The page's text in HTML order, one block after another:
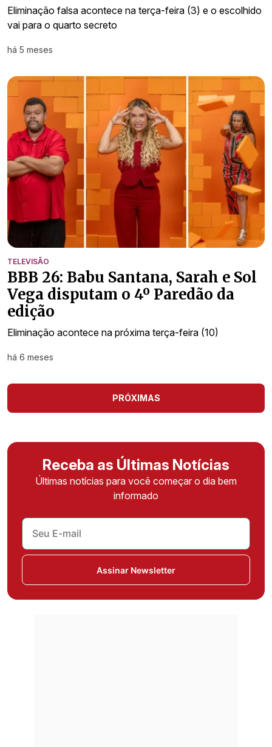
Eliminação falsa acontece na terça-feira (3) e o escolhido
vai para o quarto secreto
há 5 meses
TELEVISÃO
BBB 26: Babu Santana, Sarah e Sol
Vega disputam o 4º Paredão da
edição
Eliminação acontece na próxima terça-feira (10)
há 6 meses
PRÓXIMAS
Receba as Últimas Notícias
Últimas notícias para você começar o dia bem
informado
Assinar Newsletter